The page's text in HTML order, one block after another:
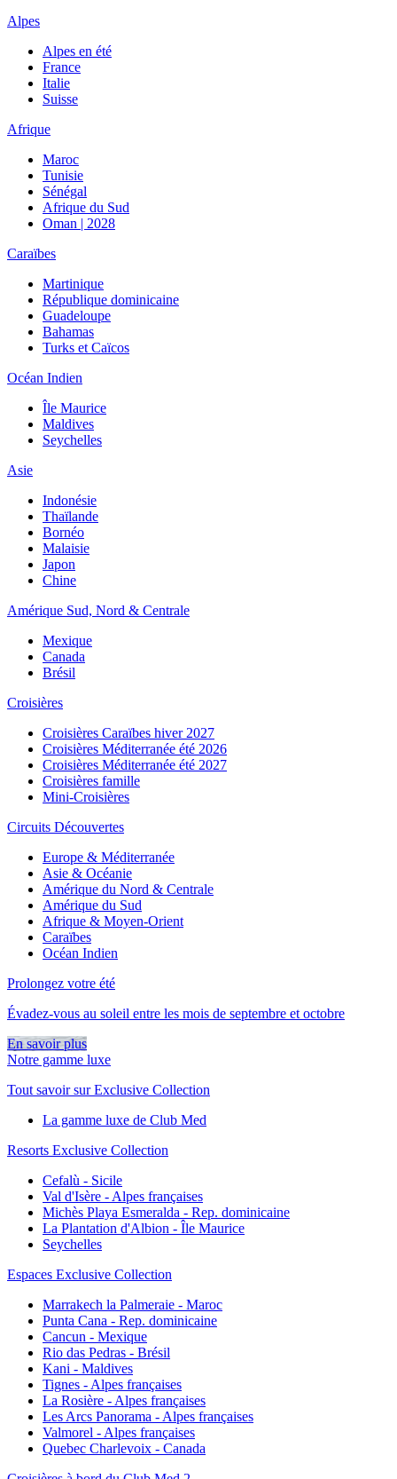
Alpes
Alpes en été
France
Italie
Suisse
Afrique
Maroc
Tunisie
Sénégal
Afrique du Sud
Oman | 2028
Caraïbes
Martinique
République dominicaine
Guadeloupe
Bahamas
Turks et Caïcos
Océan Indien
Île Maurice
Maldives
Seychelles
Asie
Indonésie
Thaïlande
Bornéo
Malaisie
Japon
Chine
Amérique Sud, Nord & Centrale
Mexique
Canada
Brésil
Croisières
Croisières Caraïbes hiver 2027
Croisières Méditerranée été 2026
Croisières Méditerranée été 2027
Croisières famille
Mini-Croisières
Circuits Découvertes
Europe & Méditerranée
Asie & Océanie
Amérique du Nord & Centrale
Amérique du Sud
Afrique & Moyen-Orient
Caraïbes
Océan Indien
Prolongez votre été
Évadez-vous au soleil entre les mois de septembre et octobre
En savoir plus
Notre gamme luxe
Tout savoir sur Exclusive Collection
La gamme luxe de Club Med
Resorts Exclusive Collection
Cefalù - Sicile
Val d'Isère - Alpes françaises
Michès Playa Esmeralda - Rep. dominicaine
La Plantation d'Albion - Île Maurice
Seychelles
Espaces Exclusive Collection
Marrakech la Palmeraie - Maroc
Punta Cana - Rep. dominicaine
Cancun - Mexique
Rio das Pedras - Brésil
Kani - Maldives
Tignes - Alpes françaises
La Rosière - Alpes françaises
Les Arcs Panorama - Alpes françaises
Valmorel - Alpes françaises
Quebec Charlevoix - Canada